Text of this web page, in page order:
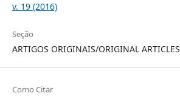
v. 19 (2016)
Seção
ARTIGOS ORIGINAIS/ORIGINAL ARTICLES
Como Citar